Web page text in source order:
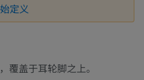
定义
覆盖于耳轮脚之上。